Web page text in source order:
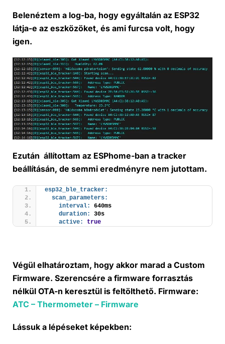
Belenéztem a log-ba, hogy egyáltalán az ESP32
látja-e az eszközöket, és ami furcsa volt, hogy
igen.
Ezután állítottam az ESPhome-ban a tracker
beállításán, de semmi eredményre nem jutottam.
esp32_ble_tracker:
scan_parameters:
interval:
640ms
duration:
30s
active:
true
Végül elhatároztam, hogy akkor marad a Custom
Firmware. Szerencsére a firmware forrasztás
nélkül OTA-n keresztül is feltölthető. Firmware:
ATC – Thermometer – Firmware
Lássuk a lépéseket képekben: